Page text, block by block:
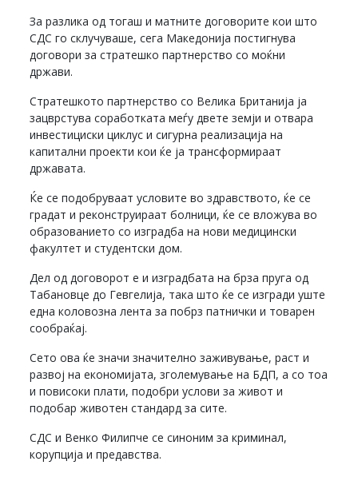
За разлика од тогаш и матните договорите кои што
СДС го склучуваше, сега Македонија постигнува
договори за стратешко партнерство со моќни
држави.
Стратешкото партнерство со Велика Британија ја
зацврстува соработката меѓу двете земји и отвара
инвестициски циклус и сигурна реализација на
капитални проекти кои ќе ја трансформираат
државата.
Ќе се подобруваат условите во здравството, ќе се
градат и реконструираат болници, ќе се вложува во
образованието со изградба на нови медицински
факултет и студентски дом.
Дел од договорот е и изградбата на брза пруга од
Табановце до Гевгелија, така што ќе се изгради уште
една коловозна лента за побрз патнички и товарен
сообраќај.
Сето ова ќе значи значително заживување, раст и
развој на економијата, зголемување на БДП, а со тоа
и повисоки плати, подобри услови за живот и
подобар животен стандард за сите.
СДС и Венко Филипче се синоним за криминал,
корупција и предавства.